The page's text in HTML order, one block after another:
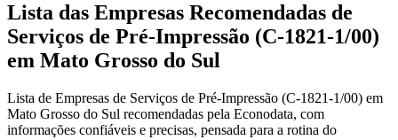
Lista das Empresas Recomendadas de
Serviços de Pré-Impressão (C-1821-1/00)
em Mato Grosso do Sul
Lista de Empresas de Serviços de Pré-Impressão (C-1821-1/00) em
Mato Grosso do Sul recomendadas pela Econodata, com
informações confiáveis e precisas, pensada para a rotina do